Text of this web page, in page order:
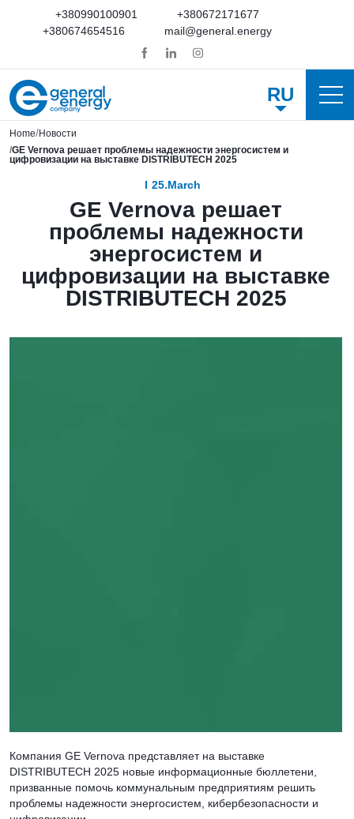
+380990100901
+380672171677
+380674654516
mail@general.energy
RU
Home Новости
GE Vernova решает проблемы надежности энергосистем и
цифровизации на выставке DISTRIBUTECH 2025
25.March
GE Vernova решает
проблемы надежности
энергосистем и
цифровизации на выставке
DISTRIBUTECH 2025
Компания GE Vernova представляет на выставке
DISTRIBUTECH 2025 новые информационные бюллетени,
призванные помочь коммунальным предприятиям решить
проблемы надежности энергосистем, кибербезопасности и